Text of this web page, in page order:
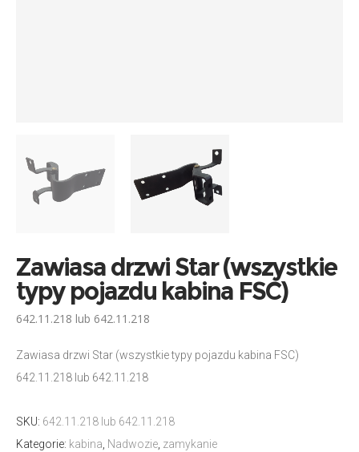
Zawiasa drzwi Star (wszystkie
typy pojazdu kabina FSC)
642.11.218 lub 642.11.218
Zawiasa drzwi Star (wszystkie typy pojazdu kabina FSC)
642.11.218 lub 642.11.218
SKU: 642.11.218 lub 642.11.218
Kategorie: kabina, Nadwozie, zamykanie